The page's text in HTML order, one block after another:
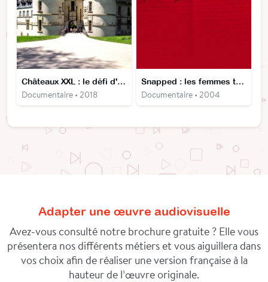
Châteaux XXL : le défi d'une vie
Documentaire • 2018
Snapped : les femmes tueuses
Documentaire • 2004
Adapter une œuvre audiovisuelle
Avez-vous consulté notre brochure gratuite ? Elle vous
présentera nos différents métiers et vous aiguillera dans
vos choix afin de réaliser une version française à la
hauteur de l’œuvre originale.